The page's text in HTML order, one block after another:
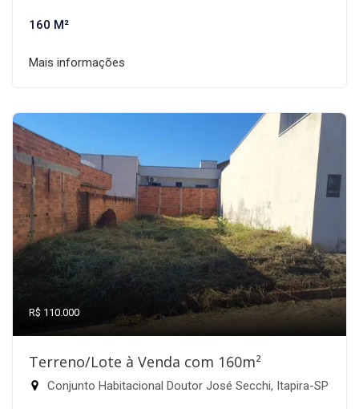
160 M²
Mais informações
R$ 110.000
Terreno/Lote à Venda com 160m²
Conjunto Habitacional Doutor José Secchi, Itapira-SP